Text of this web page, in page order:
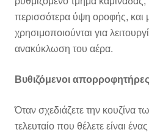
περισσότερα ύψη οροφής, και
χρησιμοποιούνται για
ανακύκλωση του αέρα.
Βυθιζόμενοι απορροφητήρες
Όταν σχεδιάζετε την κουζίνα
τελευταίο που θέλετε είναι